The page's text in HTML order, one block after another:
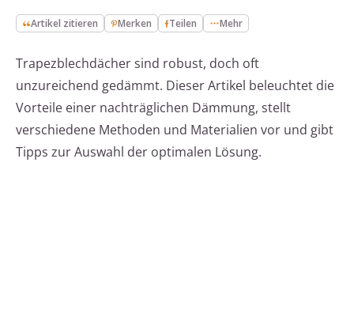
Artikel zitieren Merken Teilen Mehr
Trapezblechdächer sind robust, doch oft
unzureichend gedämmt. Dieser Artikel beleuchtet die
Vorteile einer nachträglichen Dämmung, stellt
verschiedene Methoden und Materialien vor und gibt
Tipps zur Auswahl der optimalen Lösung.